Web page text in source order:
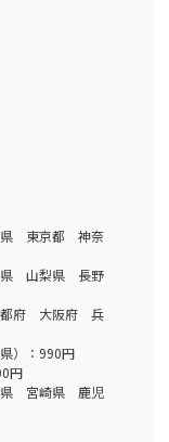
東京都 神奈
山梨県 長野
府 大阪府 兵
）：990円
円
宮崎県 鹿児